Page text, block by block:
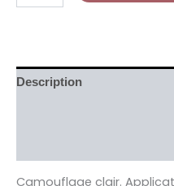
Description
Camouflage clair.